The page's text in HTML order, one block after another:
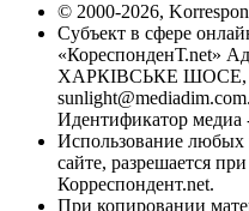
© 2000-2026,
Субъект в сфере
«КореспонденТ.net»
ХАРКІВСЬКЕ ШОСЕ,
Идентификатор медиа
Использование любых
сайте, разрешается
Корреспондент.net.
При копировании